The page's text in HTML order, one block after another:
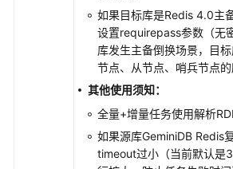
MySQL
GaussDB
如果目标库是Redis 4.0主
设置requirepass参数（无
库发生主备倒换场景，目
节点、从节点、哨兵节点的
其他使用须知：
全量+增量任务使用解析
如果源库GeminiDB Redis
timeout过小（当前默认是